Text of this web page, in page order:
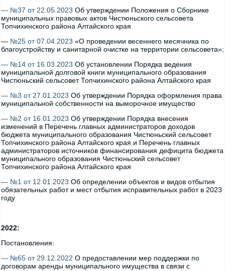
— №37 от 22.05.2023 Об утверждении Положения о Сборнике
муниципальных правовых актов Чистюньского сельсовета
Топчихинского района Алтайского края
— №25 от 07.04.2023 «О проведении весеннего месячника по
благоустройству и санитарной очистке на территории сельсовета»;
— №14 от 16.03.2023 Об установлении Порядка ведения
муниципальной долговой книги муниципального образования
Чистюньский сельсовет Топчихинского района Алтайского края
— №3 от 27.01.2023 Об утверждении Порядка оформления права
муниципальной собственности на выморочное имущество
— №2 от 16.01.2023 Об утверждении Порядка внесения
изменений в Перечень главных администраторов доходов
бюджета муниципального образования Чистюньский сельсовет
Топчихинского района Алтайского края и Перечень главных
администраторов источников финансирования дефицита бюджета
муниципального образования Чистюньский сельсовет
Топчихинского района Алтайского края
— №1 от 12.01.2023 Об определении объектов и видов отбытия
обязательных работ и мест отбытия исправительных работ в 2023
году
2022:
Постановления:
— №65 от 29.12.2022 О предоставлении мер поддержки по
договорам аренды муниципального имущества в связи с